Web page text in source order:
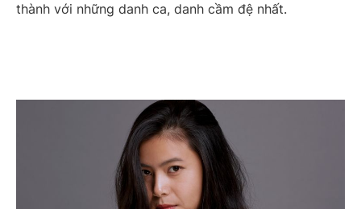
thành với những danh ca, danh cầm đệ nhất.